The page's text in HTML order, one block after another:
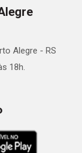
Alegre - RS
18h.